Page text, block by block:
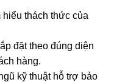
hiểu thách thức của
đặt theo đúng diện
hàng.
kỹ thuật hỗ trợ bảo